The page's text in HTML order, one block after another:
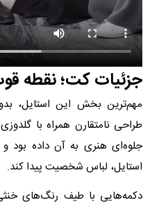
جزئیات کت؛ نقطه
مهم‌ترین بخش این استایل،
طراحی نامتقارن همراه با
جلوه‌ای هنری به آن داده
استایل، لباس شخصیت پیدا کند.
دکمه‌هایی با طیف رنگ‌های